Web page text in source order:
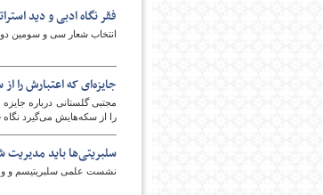
فقر نگاه ادبی و دید
انتخاب شعار سی و سومین
جایزه‌ای که اعتبارش را
مجتبی گلستانی درباره
را از سکه‌هایش می‌گیرد نگاه
سلبریتی‌ها باید مدیریت
نشست علمی سلبریتیسم و و